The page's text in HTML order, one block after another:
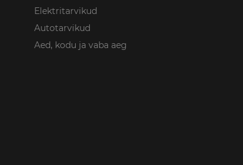
Elektritarvikud
Autotarvikud
Aed, kodu ja vaba aeg